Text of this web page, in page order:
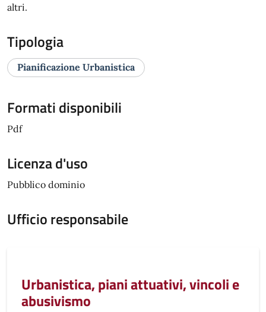
altri.
Tipologia
Pianificazione Urbanistica
Formati disponibili
Pdf
Licenza d'uso
Pubblico dominio
Ufficio responsabile
Urbanistica, piani attuativi, vincoli e
abusivismo